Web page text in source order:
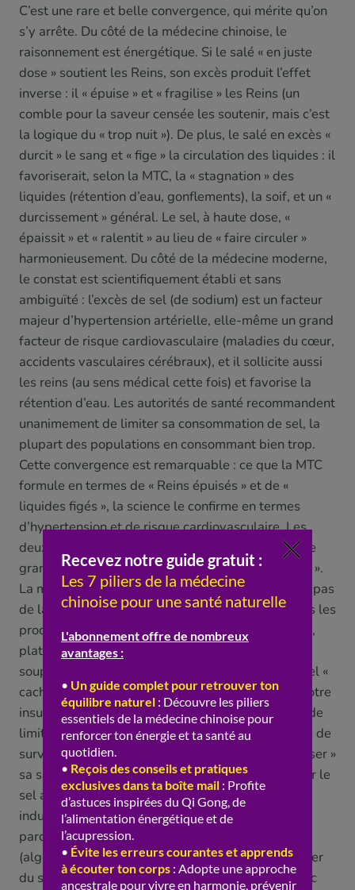
C’est une rare et belle convergence, qui mérite qu’on
s’y arrête. Du côté de la médecine chinoise, le
raisonnement est énergétique. Si le salé « en juste
dose » soutient les Reins, son excès produit l’effet
inverse : il « épuise » et « fragilise » les Reins (un
comble pour la saveur censée les soutenir, mais c’est
la logique du « trop nuit »). De plus, le salé en excès «
durcit » le sang et « fige » la circulation des liquides : il
favoriserait, selon la MTC, la « stagnation » des
liquides (rétention d’eau, gonflements), la soif, et un «
durcissement » général. Le sel, à haute dose, «
épaissit » et « ralentit » au lieu de « faire circuler »
harmonieusement. Du côté de la médecine moderne,
le constat est scientifiquement établi et sans
ambiguïté : l’excès de sel (de sodium) est un facteur
majeur d’hypertension artérielle, elle-même un grand
facteur de risque cardiovasculaire (maladies du cœur,
accidents vasculaires cérébraux), et il sollicite aussi
les reins (au sens médical cette fois) et favorise la
rétention d’eau. Les autorités de santé recommandent
unanimement de limiter sa consommation de sel, la
plupart des populations en consommant bien trop.
Cette convergence est remarquable : ce que la MTC
formule en termes de « Reins épuisés » et de «
liquides figés », la science le confirme en termes
d’hypertension et de risque cardiovasculaire. Les
deux disent la même chose : trop de sel nuit. Or, le
grand piège du sel aujourd’hui, c’est le sel « caché ».
La majorité du sel que nous consommons ne vient pas
de la salière, mais du sel « invisible » contenu dans les
produits transformés : pain, charcuterie, fromages,
plats préparés, conserves, snacks salés, sauces,
soupes industrielles, biscuits apéritifs… C’est ce sel «
caché » qui fait exploser nos apports, souvent à notre
insu. La vraie démarche « anti-excès », c’est donc de
limiter d’abord ces produits transformés, plus que de
surveiller la salière. Concrètement, pour « bien doser »
sa saveur salée : cuisiner soi-même (pour maîtriser le
sel ajouté), limiter les produits transformés et
industriels (la source principale), saler avec
parcimonie et privilégier les sources « naturelles »
(algues, un peu de sel complet) plutôt que d’ajouter
du sel raffiné, « relever » ses plats autrement (avec